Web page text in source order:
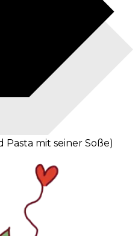
Pasta mit seiner Soße)